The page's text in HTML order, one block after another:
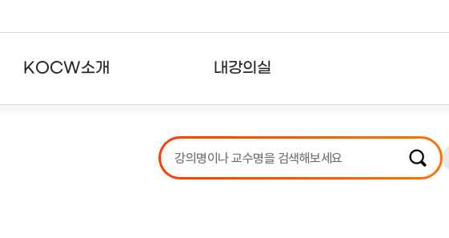
KOCW소개 내강의실
강의리스트
수강확인증강의